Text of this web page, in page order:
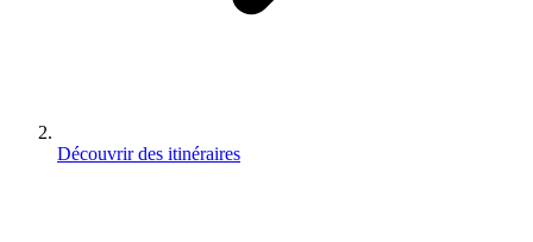
Découvrir des itinéraires